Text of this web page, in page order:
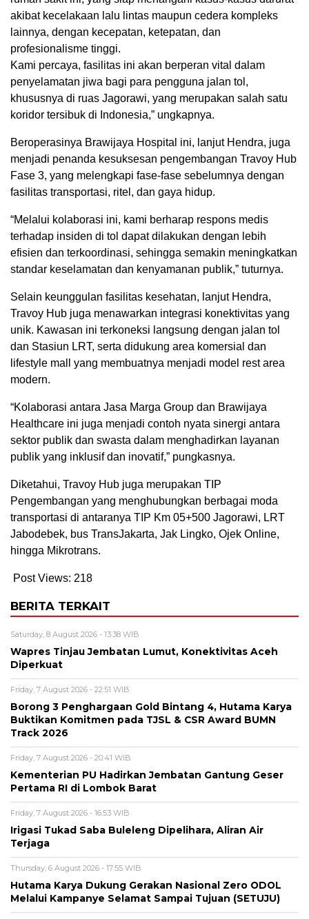
akibat kecelakaan lalu lintas maupun cedera kompleks
lainnya, dengan kecepatan, ketepatan, dan
profesionalisme tinggi.
Kami percaya, fasilitas ini akan berperan vital dalam
penyelamatan jiwa bagi para pengguna jalan tol,
khususnya di ruas Jagorawi, yang merupakan salah satu
koridor tersibuk di Indonesia,” ungkapnya.
Beroperasinya Brawijaya Hospital ini, lanjut Hendra, juga
menjadi penanda kesuksesan pengembangan Travoy Hub
Fase 3, yang melengkapi fase-fase sebelumnya dengan
fasilitas transportasi, ritel, dan gaya hidup.
“Melalui kolaborasi ini, kami berharap respons medis
terhadap insiden di tol dapat dilakukan dengan lebih
efisien dan terkoordinasi, sehingga semakin meningkatkan
standar keselamatan dan kenyamanan publik,” tuturnya.
Selain keunggulan fasilitas kesehatan, lanjut Hendra,
Travoy Hub juga menawarkan integrasi konektivitas yang
unik. Kawasan ini terkoneksi langsung dengan jalan tol
dan Stasiun LRT, serta didukung area komersial dan
lifestyle mall yang membuatnya menjadi model rest area
modern.
“Kolaborasi antara Jasa Marga Group dan Brawijaya
Healthcare ini juga menjadi contoh nyata sinergi antara
sektor publik dan swasta dalam menghadirkan layanan
publik yang inklusif dan inovatif,” pungkasnya.
Diketahui, Travoy Hub juga merupakan TIP
Pengembangan yang menghubungkan berbagai moda
transportasi di antaranya TIP Km 05+500 Jagorawi, LRT
Jabodebek, bus TransJakarta, Jak Lingko, Ojek Online,
hingga Mikrotrans.
Post Views: 218
BERITA TERKAIT
Saturday, 8 August 2026 - 13:38 WIB
Wapres Tinjau Jembatan Lumut, Konektivitas Aceh
Diperkuat
Friday, 7 August 2026 - 22:51 WIB
Borong 3 Penghargaan Gold Bintang 4, Hutama Karya
Buktikan Komitmen pada TJSL & CSR Award BUMN
Track 2026
Friday, 7 August 2026 - 20:41 WIB
Kementerian PU Hadirkan Jembatan Gantung Geser
Pertama RI di Lombok Barat
Friday, 7 August 2026 - 16:53 WIB
Irigasi Tukad Saba Buleleng Dipelihara, Aliran Air
Terjaga
Thursday, 6 August 2026 - 17:55 WIB
Hutama Karya Dukung Gerakan Nasional Zero ODOL
Melalui Kampanye Selamat Sampai Tujuan (SETUJU)